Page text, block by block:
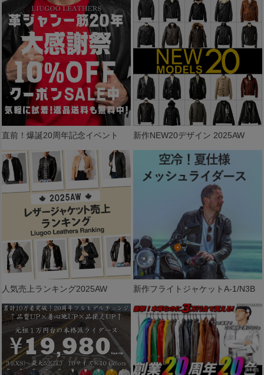
直前！爆誕20周年記念イベント 新作NEW20デザイン 2025AW
人気売上ランキング2025AW 新作フライトジャケットA-1/N3B